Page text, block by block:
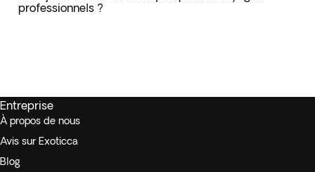
professionnels ?